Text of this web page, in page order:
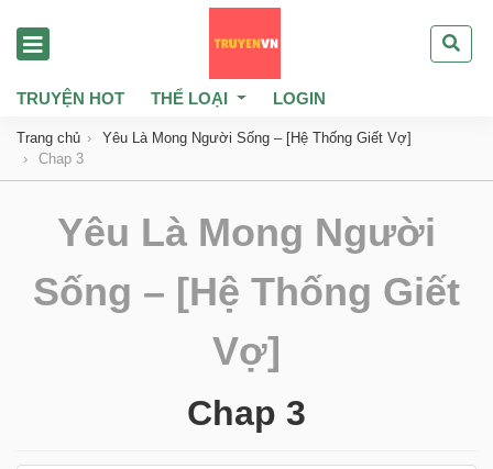
TRUYỆN HOT THỂ LOẠI LOGIN
Trang chủ
Yêu Là Mong Người Sống – [Hệ Thống Giết Vợ]
Chap 3
Yêu Là Mong Người
Sống – [Hệ Thống Giết
Vợ]
Chap 3